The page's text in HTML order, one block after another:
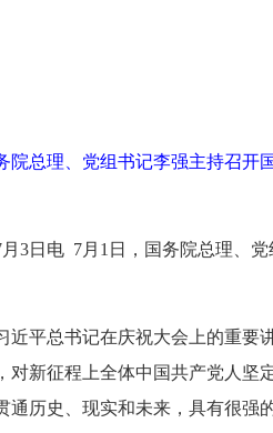
院总理、党组书记李强主持召开
3日电 7月1日，国务院总理、
近平总书记在庆祝大会上的重要
对新征程上全体中国共产党人坚
通历史、现实和未来，具有很